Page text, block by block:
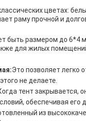
цветах:
раму прочной и
быть размером до 6*4
для жилых
Это позволяет легко
не делаете.
тент закрывается,
обеспечивая его
из